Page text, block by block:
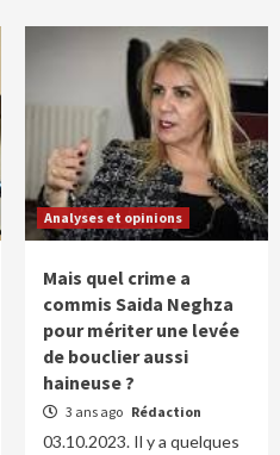
Analyses et opinions
Mais quel crime a
commis Saida Neghza
pour mériter une levée
de bouclier aussi
haineuse ?
3 ans ago Rédaction
03.10.2023. Il y a quelques